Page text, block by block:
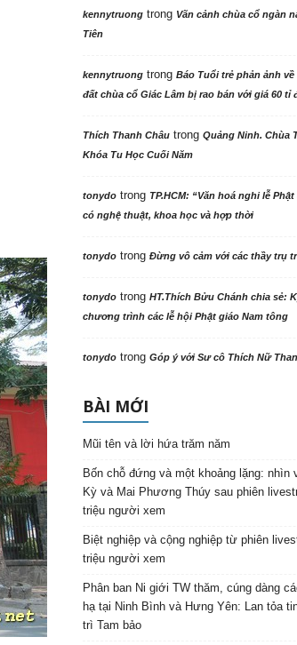
kennytruongtrong Vãn cảnh chùa cổ ngàn
Tiên
kennytruongtrong Báo Tuổi trẻ phản ảnh về
đất chùa cổ Giác Lâm bị rao bán với giá 60 tỉ
Thích Thanh Châutrong Quảng Ninh. Chùa
Khóa Tu Học Cuối Năm
tonydotrong TP.HCM: “Văn hoá nghi lễ
có nghệ thuật, khoa học và hợp thời
tonydotrong Đừng vô cảm với các thầy trụ
tonydotrong HT.Thích Bửu Chánh chia sẻ:
chương trình các lễ hội Phật giáo Nam tông
tonydotrong Góp ý với Sư cô Thích Nữ
BÀI MỚI
Mũi tên và lời hứa trăm năm
Bốn chỗ đứng và một khoảng lặng: nhìn
Kỳ và Mai Phương Thúy sau phiên
triệu người xem
Biệt nghiệp và cộng nghiệp từ phiên
triệu người xem
Phân ban Ni giới TW thăm, cúng dàng
hạ tại Ninh Bình và Hưng Yên: Lan tỏa
trì Tam bảo